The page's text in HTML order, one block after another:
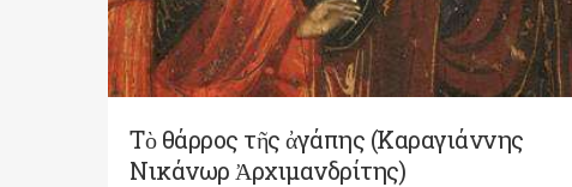
Τὸ θάρρος τῆς ἀγάπης (Καραγιάννης
Νικάνωρ Ἀρχιμανδρίτης)